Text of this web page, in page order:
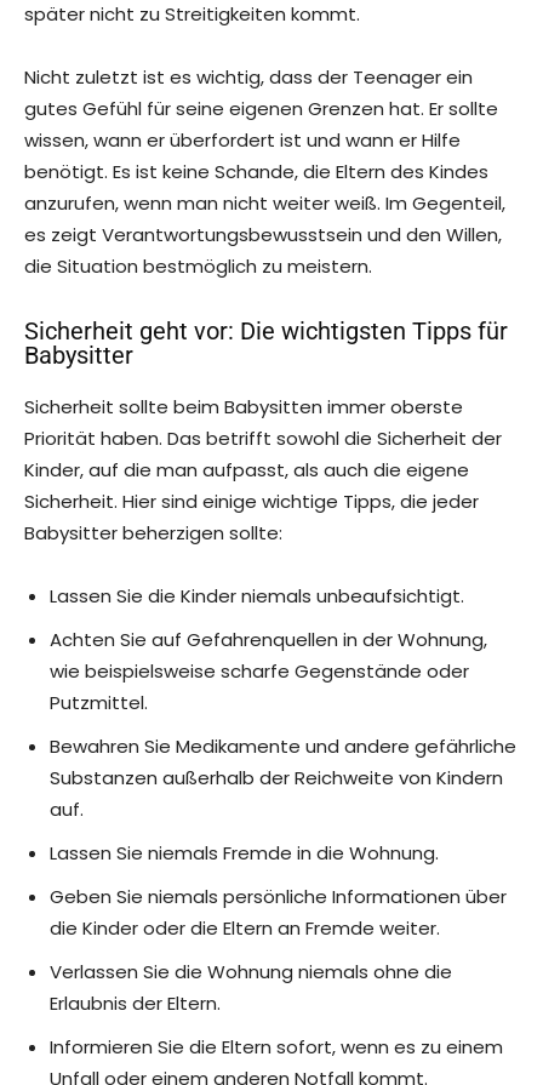
später nicht zu Streitigkeiten kommt.
Nicht zuletzt ist es wichtig, dass der Teenager ein
gutes Gefühl für seine eigenen Grenzen hat. Er sollte
wissen, wann er überfordert ist und wann er Hilfe
benötigt. Es ist keine Schande, die Eltern des Kindes
anzurufen, wenn man nicht weiter weiß. Im Gegenteil,
es zeigt Verantwortungsbewusstsein und den Willen,
die Situation bestmöglich zu meistern.
Sicherheit geht vor: Die wichtigsten Tipps für
Babysitter
Sicherheit sollte beim Babysitten immer oberste
Priorität haben. Das betrifft sowohl die Sicherheit der
Kinder, auf die man aufpasst, als auch die eigene
Sicherheit. Hier sind einige wichtige Tipps, die jeder
Babysitter beherzigen sollte:
Lassen Sie die Kinder niemals unbeaufsichtigt.
Achten Sie auf Gefahrenquellen in der Wohnung,
wie beispielsweise scharfe Gegenstände oder
Putzmittel.
Bewahren Sie Medikamente und andere gefährliche
Substanzen außerhalb der Reichweite von Kindern
auf.
Lassen Sie niemals Fremde in die Wohnung.
Geben Sie niemals persönliche Informationen über
die Kinder oder die Eltern an Fremde weiter.
Verlassen Sie die Wohnung niemals ohne die
Erlaubnis der Eltern.
Informieren Sie die Eltern sofort, wenn es zu einem
Unfall oder einem anderen Notfall kommt.